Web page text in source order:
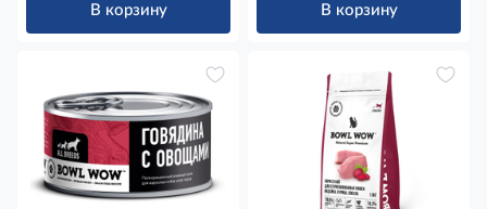
В корзину В корзину